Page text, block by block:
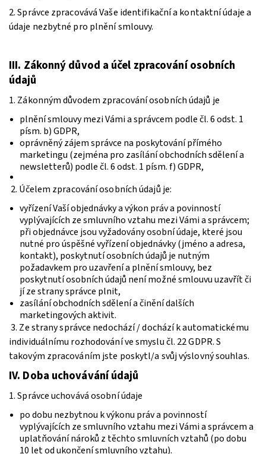
2. Správce zpracovává Vaše identifikační a kontaktní údaje a
údaje nezbytné pro plnění smlouvy.
III. Zákonný důvod a účel zpracování osobních
údajů
1. Zákonným důvodem zpracování osobních údajů je
plnění smlouvy mezi Vámi a správcem podle čl. 6 odst. 1
písm. b) GDPR,
oprávněný zájem správce na poskytování přímého
marketingu (zejména pro zasílání obchodních sdělení a
newsletterů) podle čl. 6 odst. 1 písm. f) GDPR,
2. Účelem zpracování osobních údajů je:
vyřízení Vaší objednávky a výkon práv a povinností
vyplývajících ze smluvního vztahu mezi Vámi a správcem;
při objednávce jsou vyžadovány osobní údaje, které jsou
nutné pro úspěšné vyřízení objednávky (jméno a adresa,
kontakt), poskytnutí osobních údajů je nutným
požadavkem pro uzavření a plnění smlouvy, bez
poskytnutí osobních údajů není možné smlouvu uzavřít či
jí ze strany správce plnit,
zasílání obchodních sdělení a činění dalších
marketingových aktivit.
3. Ze strany správce nedochází / dochází k automatickému
individuálnímu rozhodování ve smyslu čl. 22 GDPR. S
takovým zpracováním jste poskytl/a svůj výslovný souhlas.
IV. Doba uchovávání údajů
1. Správce uchovává osobní údaje
po dobu nezbytnou k výkonu práv a povinností
vyplývajících ze smluvního vztahu mezi Vámi a správcem a
uplatňování nároků z těchto smluvních vztahů (po dobu
10 let od ukončení smluvního vztahu).